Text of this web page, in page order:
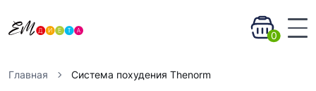
0
Главная Система похудения Thenorm